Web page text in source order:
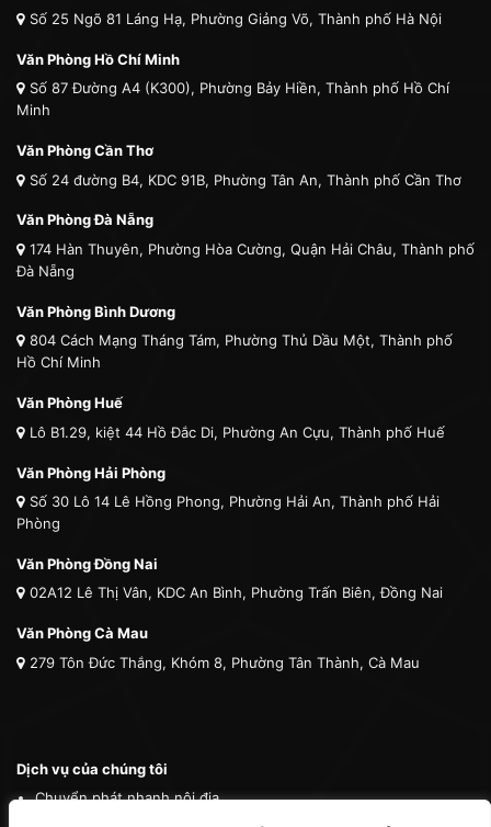
Số 25 Ngõ 81 Láng Hạ, Phường Giảng Võ, Thành phố Hà Nội
Văn Phòng Hồ Chí Minh
Số 87 Đường A4 (K300), Phường Bảy Hiền, Thành phố Hồ Chí
Minh
Văn Phòng Cần Thơ
Số 24 đường B4, KDC 91B, Phường Tân An, Thành phố Cần Thơ
Văn Phòng Đà Nẵng
174 Hàn Thuyên, Phường Hòa Cường, Quận Hải Châu, Thành phố
Đà Nẵng
Văn Phòng Bình Dương
804 Cách Mạng Tháng Tám, Phường Thủ Dầu Một, Thành phố
Hồ Chí Minh
Văn Phòng Huế
Lô B1.29, kiệt 44 Hồ Đắc Di, Phường An Cựu, Thành phố Huế
Văn Phòng Hải Phòng
Số 30 Lô 14 Lê Hồng Phong, Phường Hải An, Thành phố Hải
Phòng
Văn Phòng Đồng Nai
02A12 Lê Thị Vân, KDC An Bình, Phường Trấn Biên, Đồng Nai
Văn Phòng Cà Mau
279 Tôn Đức Thắng, Khóm 8, Phường Tân Thành, Cà Mau
Dịch vụ của chúng tôi
Chuyển phát nhanh nội địa